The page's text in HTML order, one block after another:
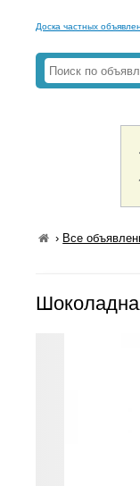
Доска частных
› Все